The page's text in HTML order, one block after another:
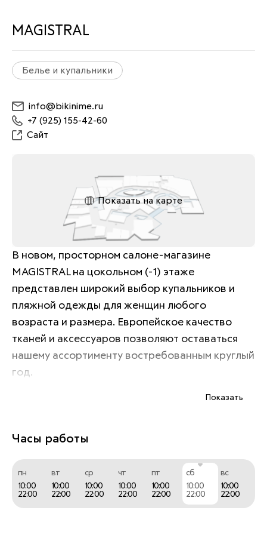
MAGISTRAL
Белье и купальники
info@bikinime.ru
+7 (925) 155-42-60
Сайт
Показать на карте
В новом, просторном салоне-магазине
MAGISTRAL на цокольном (-1) этаже
представлен широкий выбор купальников и
пляжной одежды для женщин любого
возраста и размера. Европейское качество
тканей и аксессуаров позволяют оставаться
нашему ассортименту востребованным круглый
год.
Rebecca, Pinkiss - лишь немногие бренды из
Вас ждет выбор размеров от 36 (42
Показать
Часы работы
пн
10:00
22:00
вт
10:00
22:00
ср
10:00
22:00
чт
10:00
22:00
пт
10:00
22:00
сб
10:00
22:00
вс
10:00
22:00